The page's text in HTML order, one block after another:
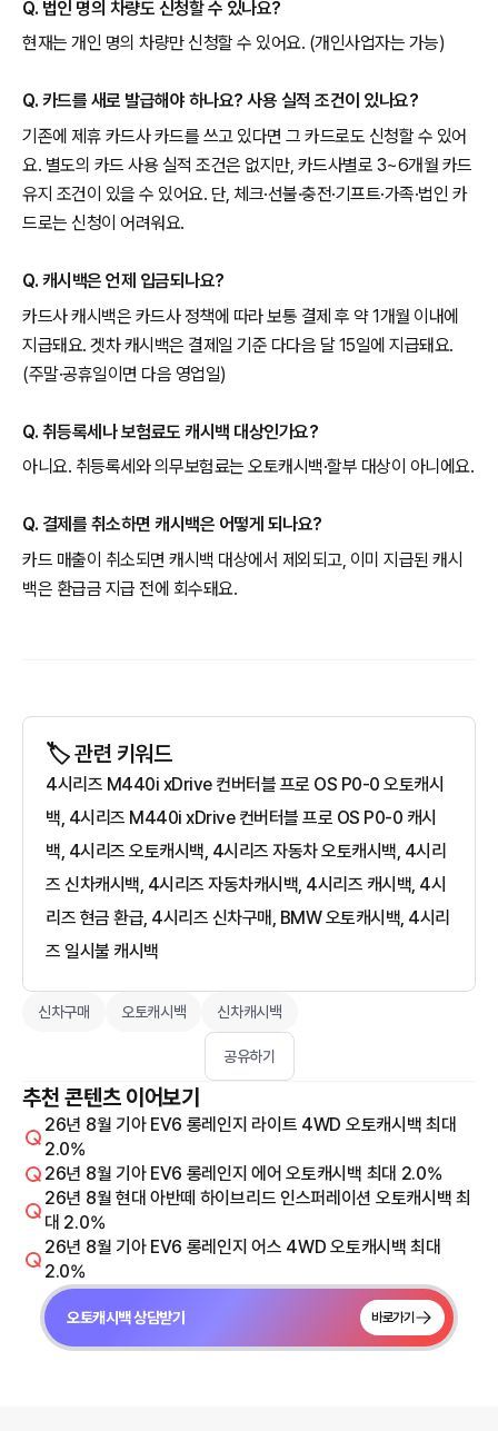
Q. 법인 명의 차량도 신청할 수 있나요?
현재는 개인 명의 차량만 신청할 수 있어요. (개인사업자는 가능)
Q. 카드를 새로 발급해야 하나요? 사용 실적 조건이 있나요?
기존에 제휴 카드사 카드를 쓰고 있다면 그 카드로도 신청할 수 있어
요. 별도의 카드 사용 실적 조건은 없지만, 카드사별로 3~6개월 카드
유지 조건이 있을 수 있어요. 단, 체크·선불·충전·기프트·가족·법인 카
드로는 신청이 어려워요.
Q. 캐시백은 언제 입금되나요?
카드사 캐시백은 카드사 정책에 따라 보통 결제 후 약 1개월 이내에
지급돼요. 겟차 캐시백은 결제일 기준 다다음 달 15일에 지급돼요.
(주말·공휴일이면 다음 영업일)
Q. 취등록세나 보험료도 캐시백 대상인가요?
아니요. 취등록세와 의무보험료는 오토캐시백·할부 대상이 아니에요.
Q. 결제를 취소하면 캐시백은 어떻게 되나요?
카드 매출이 취소되면 캐시백 대상에서 제외되고, 이미 지급된 캐시
백은 환급금 지급 전에 회수돼요.
🏷️ 관련 키워드
4시리즈 M440i xDrive 컨버터블 프로 OS P0-0 오토캐시
백, 4시리즈 M440i xDrive 컨버터블 프로 OS P0-0 캐시
백, 4시리즈 오토캐시백, 4시리즈 자동차 오토캐시백, 4시리
즈 신차캐시백, 4시리즈 자동차캐시백, 4시리즈 캐시백, 4시
리즈 현금 환급, 4시리즈 신차구매, BMW 오토캐시백, 4시리
즈 일시불 캐시백
신차구매 오토캐시백 신차캐시백
공유하기
추천 콘텐츠 이어보기
26년 8월 기아 EV6 롱레인지 라이트 4WD 오토캐시백 최대
2.0%
26년 8월 기아 EV6 롱레인지 에어 오토캐시백 최대 2.0%
26년 8월 현대 아반떼 하이브리드 인스퍼레이션 오토캐시백 최
대 2.0%
26년 8월 기아 EV6 롱레인지 어스 4WD 오토캐시백 최대
2.0%
오토캐시백 상담받기 바로가기